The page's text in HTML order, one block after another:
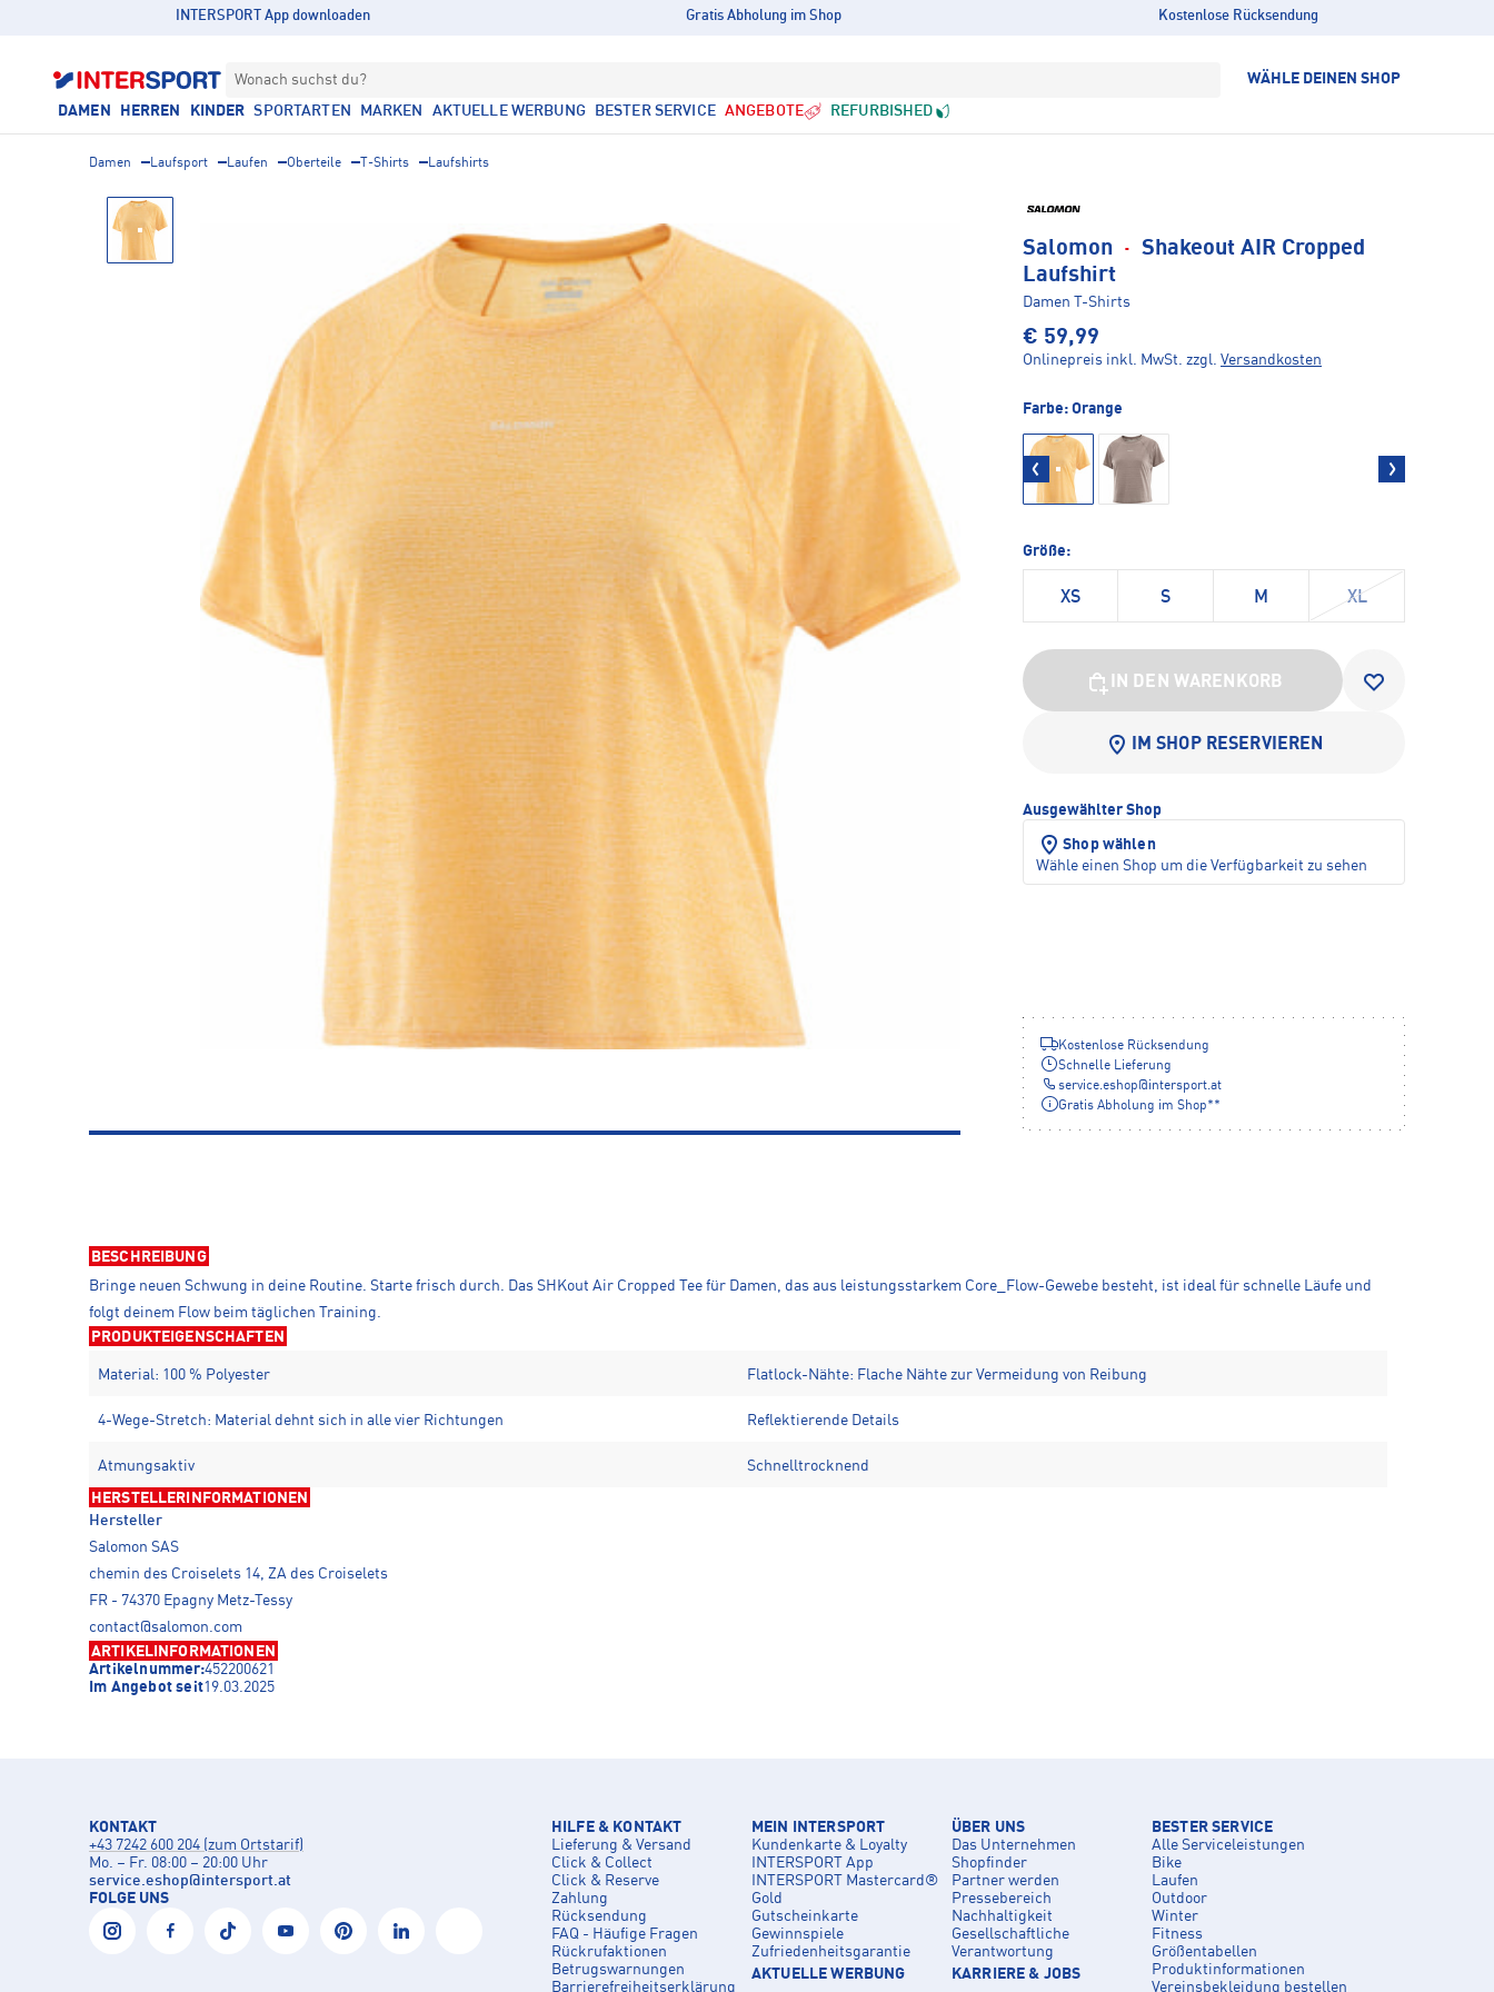
INTERSPORT App downloaden Gratis Abholung im Shop Kostenlose Rücksendung
Wonach suchst du? WÄHLE DEINEN SHOP
DAMEN HERREN KINDER SPORTARTEN MARKEN AKTUELLE WERBUNG BESTER SERVICE ANGEBOTE REFURBISHED
Damen Laufsport Laufen Oberteile T-Shirts Laufshirts
Salomon · Shakeout AIR Cropped
Laufshirt
Damen T-Shirts
€ 59,99
Onlinepreis inkl. MwSt. zzgl. Versandkosten
Farbe: Orange
Größe:
XS S M XL
IN DEN WARENKORB
IM SHOP RESERVIEREN
Ausgewählter Shop
Shop wählen
Wähle einen Shop um die Verfügbarkeit zu sehen
Kostenlose Rücksendung
Schnelle Lieferung
service.eshop@intersport.at
Gratis Abholung im Shop**
BESCHREIBUNG
Bringe neuen Schwung in deine Routine. Starte frisch durch. Das SHKout Air Cropped Tee für Damen, das aus leistungsstarkem Core_Flow-Gewebe besteht, ist ideal für schnelle Läufe und
folgt deinem Flow beim täglichen Training.
PRODUKTEIGENSCHAFTEN
Material: 100 % Polyester Flatlock-Nähte: Flache Nähte zur Vermeidung von Reibung
4-Wege-Stretch: Material dehnt sich in alle vier Richtungen Reflektierende Details
Atmungsaktiv Schnelltrocknend
HERSTELLERINFORMATIONEN
Hersteller
Salomon SAS
chemin des Croiselets 14, ZA des Croiselets
FR - 74370 Epagny Metz-Tessy
contact@salomon.com
ARTIKELINFORMATIONEN
Artikelnummer:452200621
Im Angebot seit19.03.2025
KONTAKT
+43 7242 600 204 (zum Ortstarif)
Mo. – Fr. 08:00 – 20:00 Uhr
service.eshop@intersport.at
FOLGE UNS
HILFE & KONTAKT
Lieferung & Versand
Click & Collect
Click & Reserve
Zahlung
Rücksendung
FAQ - Häufige Fragen
Rückrufaktionen
Betrugswarnungen
Barrierefreiheitserklärung
MEIN INTERSPORT
Kundenkarte & Loyalty
INTERSPORT App
INTERSPORT Mastercard®
Gold
Gutscheinkarte
Gewinnspiele
Zufriedenheitsgarantie
AKTUELLE WERBUNG
ÜBER UNS
Das Unternehmen
Shopfinder
Partner werden
Pressebereich
Nachhaltigkeit
Gesellschaftliche
Verantwortung
KARRIERE & JOBS
BESTER SERVICE
Alle Serviceleistungen
Bike
Laufen
Outdoor
Winter
Fitness
Größentabellen
Produktinformationen
Vereinsbekleidung bestellen